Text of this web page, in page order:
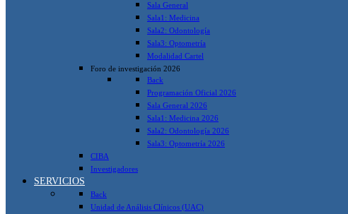
Sala General
Sala1: Medicina
Sala2: Odontología
Sala3: Optometría
Modalidad Cartel
Foro de investigación 2026
Back
Programación Oficial 2026
Sala General 2026
Sala1: Medicina 2026
Sala2: Odontología 2026
Sala3: Optometría 2026
CIBA
Investigadores
SERVICIOS
Back
Unidad de Análisis Clínicos (UAC)